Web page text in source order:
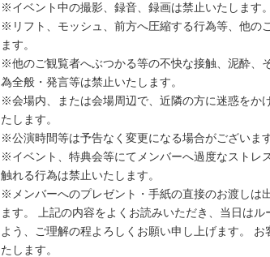
※イベント中の撮影、録音、録画は禁止いたします。
※リフト、モッシュ、前方へ圧縮する行為等、他の
ます。
※他のご観覧者へぶつかる等の不快な接触、泥酔、
為全般・発言等は禁止いたします。
※会場内、または会場周辺で、近隣の方に迷惑をか
たします。
※公演時間等は予告なく変更になる場合がございます
※イベント、特典会等にてメンバーへ過度なストレ
触れる行為は禁止いたします。
※メンバーへのプレゼント・手紙の直接のお渡しは
ます。 上記の内容をよくお読みいただき、当日は
よう、ご理解の程よろしくお願い申し上げます。
たします。